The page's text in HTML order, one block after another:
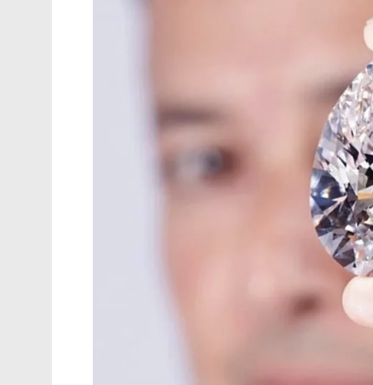
രണ്ടാം ഘട്ടത്തിലാണ് പ്രാഥമിക
പരിശീലനം മനേസറിലെ ട്രെയിനിംഗ്
തിരിച്ചിട്ടുള്ള ശാരീരിക
കരുത്തുറ്റതാണെങ്കിൽ മാത്രമേ ഈ
എൺപത് ശതമാനം വരെ
പുറത്താകുമെന്നാണ് കണക്കുകൾ.
കാലയളവിൽ പഠിക്കും.
അഡ്വാൻസ്ഡ് ട്രെയിനിംഗ് ഏകദേശം
കഠിനമായ ഈ പരിശീലന കാലത്ത്
പഠിക്കും. ഭീകര കേന്ദ്രങ്ങളിൽ
പരിശീലിക്കുന്നത് ഈ ഘട്ടത്തിലാണ്.
കമാൻഡോകൾ പരിശീലിക്കും.
തരത്തിലുള്ള പരിശീലനങ്ങളാണ്
നീങ്ങിക്കൊണ്ടിരിക്കുന്ന 29